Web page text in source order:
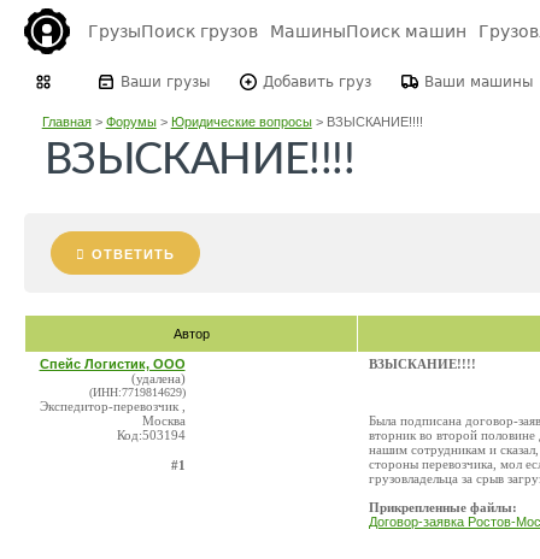
ГрузыПоиск грузов МашиныПоиск машин
Ваши грузы Добавить груз Ваши машины
Главная> Форумы> Юридические вопросы> ВЗЫСКАНИЕ!!!!
ВЗЫСКАНИЕ!!!!
ОТВЕТИТЬ
Автор
Спейс Логистик, ООО
(удалена)
(ИНН:7719814629)
Экспедитор-перевозчик ,
Москва
Код:503194
#1
ВЗЫСКАНИЕ!!!!
Была подписана договор-
вторник во второй
нашим сотрудникам и сказал,
стороны перевозчика, мол
грузовладельца за срыв
Прикрепленные файлы:
Договор-заявка Ростов-